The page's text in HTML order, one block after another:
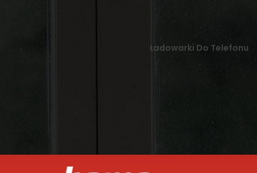
Ładowarki Do Telefonu